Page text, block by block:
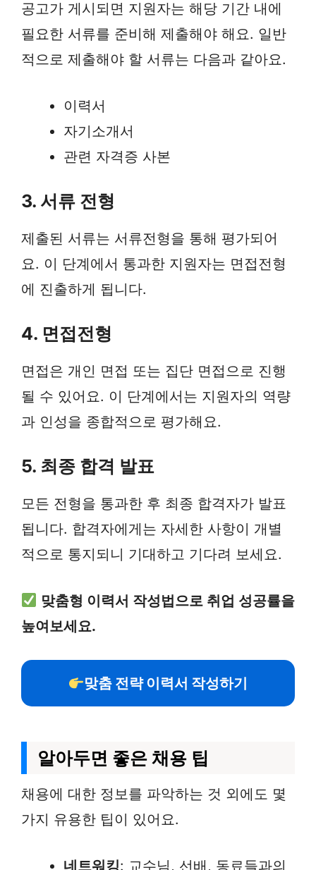
공고가 게시되면 지원자는 해당 기간 내에
필요한 서류를 준비해 제출해야 해요. 일반
적으로 제출해야 할 서류는 다음과 같아요.
이력서
자기소개서
관련 자격증 사본
3. 서류 전형
제출된 서류는 서류전형을 통해 평가되어
요. 이 단계에서 통과한 지원자는 면접전형
에 진출하게 됩니다.
4. 면접전형
면접은 개인 면접 또는 집단 면접으로 진행
될 수 있어요. 이 단계에서는 지원자의 역량
과 인성을 종합적으로 평가해요.
5. 최종 합격 발표
모든 전형을 통과한 후 최종 합격자가 발표
됩니다. 합격자에게는 자세한 사항이 개별
적으로 통지되니 기대하고 기다려 보세요.
맞춤형 이력서 작성법으로 취업 성공률을
높여보세요.
맞춤 전략 이력서 작성하기
알아두면 좋은 채용 팁
채용에 대한 정보를 파악하는 것 외에도 몇
가지 유용한 팁이 있어요.
네트워킹: 교수님, 선배, 동료들과의